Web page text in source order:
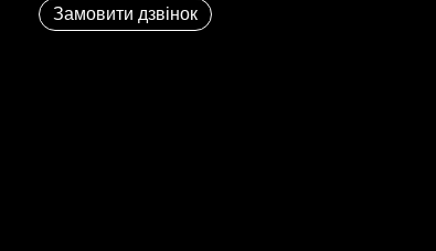
Замовити дзвінок